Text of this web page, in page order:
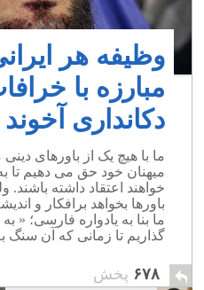
وظیفه هر
مبارزه با
دکانداری
ما با هیچ یک از باورهای
میهنان خود حق می دهیم تا
خواهند اعتقاد داشته باشند.
باورها بخواهد برافکار و
ما بنا به یادواره فارسی؛ «
گذاریم تا زمانی که آن سنگ
۶۷۸ پخش